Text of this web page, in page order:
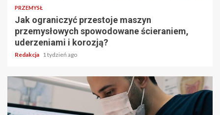
PRZEMYSŁ
Jak ograniczyć przestoje maszyn
przemysłowych spowodowane ścieraniem,
uderzeniami i korozją?
Redakcja 1 tydzień ago